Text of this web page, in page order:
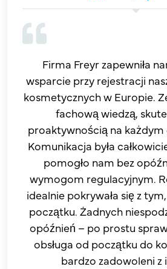
Firma Freyr zapewniła
wsparcie przy rejestracji
kosmetycznych w Europie.
fachową wiedzą,
proaktywnością na
Komunikacja była
pomogło nam bez
wymogom regulacyjnym.
idealnie pokrywała się z
początku. Żadnych
opóźnień – po prostu
obsługa od początku do
bardzo zadowoleni z